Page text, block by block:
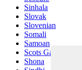
Sinhala
Slovak
Slovenian
Somali
Samoan
Scots Gaelic
Shona